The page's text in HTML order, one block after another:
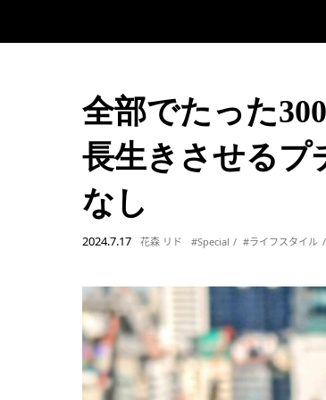
全部でたった
長生きさせるプ
なし
2024.7.17 花森 リド #Special #ライフスタイル